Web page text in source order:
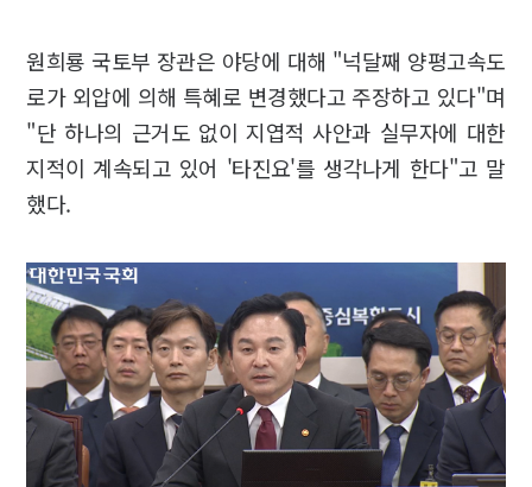
원희룡 국토부 장관은 야당에 대해 "넉달째 양평고속도
로가 외압에 의해 특혜로 변경했다고 주장하고 있다"며
"단 하나의 근거도 없이 지엽적 사안과 실무자에 대한
지적이 계속되고 있어 '타진요'를 생각나게 한다"고 말
했다.